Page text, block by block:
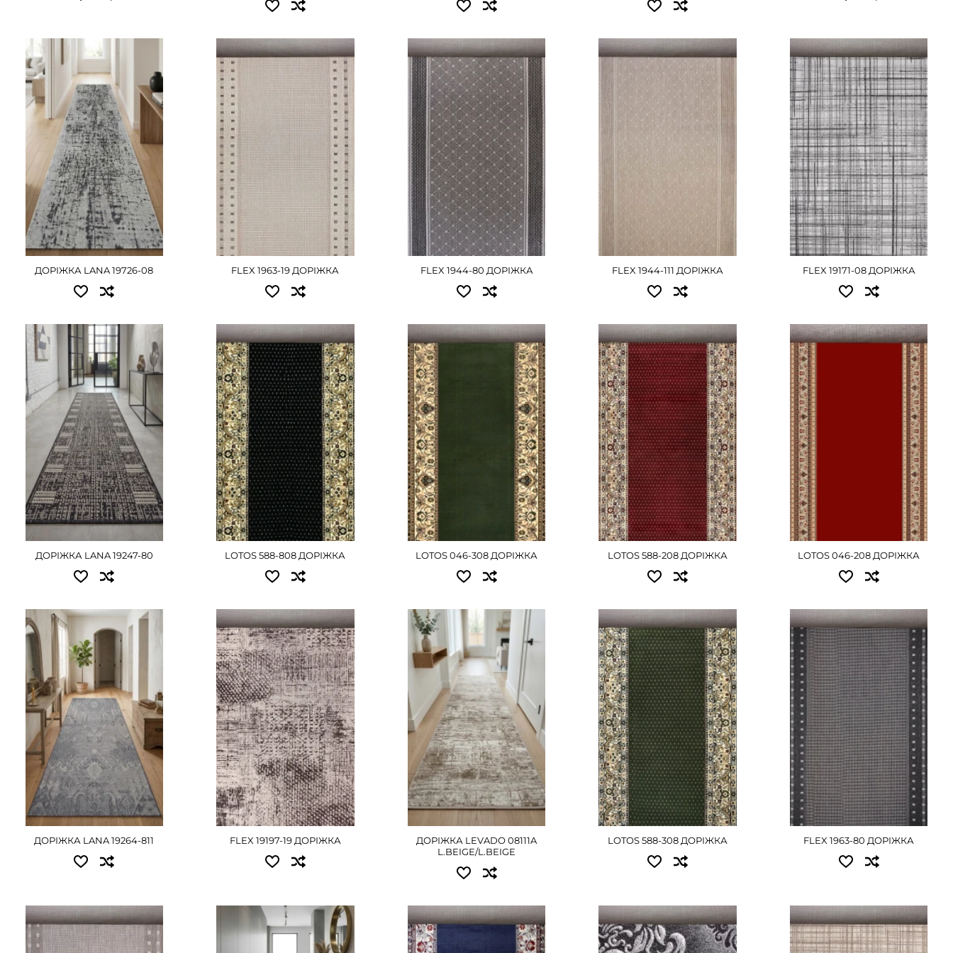
Доступні розміри:
0.50 - 405 грн
0.60 - 495 грн
0.67 - 540 грн
0.80 - 630 грн
1.00 - 810 грн
1.20 - 990 грн
1.50 - 1215 грн
2.00 - 1620 грн
ДЕТАЛЬНІШЕ
ДОРІЖКА LANA 19726-08
Доступні розміри:
0.67x20.00 - 7560 грн
0.80x20.00 - 9000 грн
1.00x20.00 - 11250 грн
1.20x20.00 - 13500 грн
1.50x20.00 - 16875 грн
2.00x20.00 - 22500 грн
ДЕТАЛЬНІШЕ
FLEX 1963-19 ДОРІЖКА
Доступні розміри:
0.67x20.00 - 7560 грн
0.80x20.00 - 9000 грн
1.00x20.00 - 11250 грн
1.20x20.00 - 13500 грн
1.50x20.00 - 16875 грн
2.00x20.00 - 22500 грн
ДЕТАЛЬНІШЕ
FLEX 1944-80 ДОРІЖКА
Доступні розміри:
0.67x20.00 - 7560 грн
0.80x20.00 - 9000 грн
1.00x20.00 - 11250 грн
1.20x20.00 - 13500 грн
1.50x20.00 - 16875 грн
2.00x20.00 - 22500 грн
ДЕТАЛЬНІШЕ
FLEX 1944-111 ДОРІЖКА
Доступні розміри:
0.67x20.00 - 7560 грн
0.80x20.00 - 9000 грн
1.00x20.00 - 11250 грн
1.20x20.00 - 13500 грн
1.50x20.00 - 16875 грн
2.00x20.00 - 22500 грн
ДЕТАЛЬНІШЕ
FLEX 19171-08 ДОРІЖКА
Доступні розміри:
0.50 - 405 грн
0.60 - 495 грн
0.67 - 540 грн
0.80 - 630 грн
1.00 - 810 грн
1.20 - 990 грн
1.50 - 1215 грн
2.00 - 1620 грн
ДЕТАЛЬНІШЕ
ДОРІЖКА LANA 19247-80
Доступні розміри:
0.80x25.00 - 13500 грн
1.00x25.00 - 16875 грн
1.20x25.00 - 20250 грн
1.50x25.00 - 25200 грн
2.00x25.00 - 33750 грн
3.00x25.00 - 50625 грн
ДЕТАЛЬНІШЕ
LOTOS 588-808 ДОРІЖКА
Доступні розміри:
0.60x25.00 - 10125 грн
0.80x25.00 - 13500 грн
1.00x25.00 - 16875 грн
1.20x25.00 - 20250 грн
1.50x25.00 - 25200 грн
2.00x25.00 - 33750 грн
2.50x25.00 - 42165 грн
3.00x25.00 - 50625 грн
ДЕТАЛЬНІШЕ
LOTOS 046-308 ДОРІЖКА
Доступні розміри:
0.80x25.00 - 13500 грн
1.00x25.00 - 16875 грн
1.20x25.00 - 20250 грн
1.50x25.00 - 25200 грн
1.80x25.00 - 30375 грн
2.00x25.00 - 33750 грн
3.00x25.00 - 50625 грн
ДЕТАЛЬНІШЕ
LOTOS 588-208 ДОРІЖКА
Доступні розміри:
0.60x25.00 - 10125 грн
1.00x25.00 - 16875 грн
1.20x25.00 - 20250 грн
1.50x25.00 - 25200 грн
2.00x25.00 - 33750 грн
2.50x25.00 - 42165 грн
3.00x25.00 - 50625 грн
ДЕТАЛЬНІШЕ
LOTOS 046-208 ДОРІЖКА
Доступні розміри:
0.50 - 405 грн
0.60 - 495 грн
0.67 - 540 грн
0.80 - 630 грн
1.00 - 810 грн
1.20 - 990 грн
1.50 - 1215 грн
2.00 - 1620 грн
ДЕТАЛЬНІШЕ
ДОРІЖКА LANA 19264-811
Доступні розміри:
0.67x20.00 - 7560 грн
0.80x20.00 - 9000 грн
1.00x20.00 - 11250 грн
1.20x20.00 - 13500 грн
1.50x20.00 - 16875 грн
2.00x20.00 - 22500 грн
ДЕТАЛЬНІШЕ
FLEX 19197-19 ДОРІЖКА
Доступні розміри:
0.80 - 765 грн
1.00 - 945 грн
1.20 - 1080 грн
1.50 - 1350 грн
2.00 - 1800 грн
2.50 - 2160 грн
3.00 - 2745 грн
ДЕТАЛЬНІШЕ
ДОРІЖКА LEVADO 08111A
L.BEIGE/L.BEIGE
Доступні розміри:
0.80x25.00 - 13500 грн
1.00x25.00 - 16875 грн
1.20x25.00 - 20250 грн
1.50x25.00 - 25200 грн
1.80x25.00 - 30375 грн
2.00x25.00 - 33750 грн
3.00x25.00 - 50625 грн
ДЕТАЛЬНІШЕ
LOTOS 588-308 ДОРІЖКА
Доступні розміри:
0.67x20.00 - 7560 грн
0.80x20.00 - 9000 грн
1.00x20.00 - 11250 грн
1.20x20.00 - 13500 грн
1.50x20.00 - 16875 грн
2.00x20.00 - 22500 грн
ДЕТАЛЬНІШЕ
FLEX 1963-80 ДОРІЖКА
Доступні розміри:
0.67x20.00 - 7560 грн
Доступні розміри:
Доступні розміри:
0.60x25.00 - 10125 грн
Доступні розміри:
0.80x25.00 - 12600 грн
Доступні розміри:
0.67x20.00 - 7560 грн